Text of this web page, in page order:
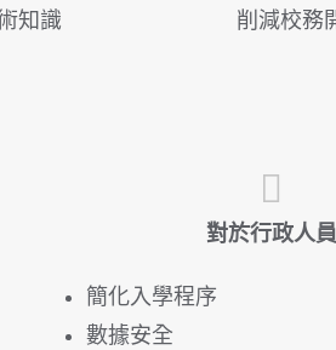
知識 削減校務
對於行政人員
簡化入學程序
數據安全